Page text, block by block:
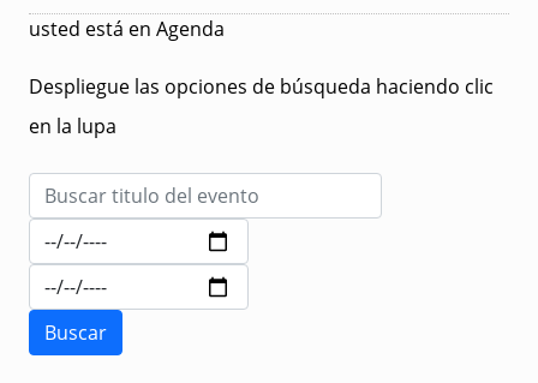
usted está en Agenda
Despliegue las opciones de búsqueda haciendo clic
en la lupa